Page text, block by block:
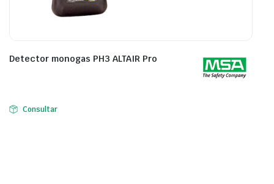
Detector monogas PH3 ALTAIR Pro
Consultar